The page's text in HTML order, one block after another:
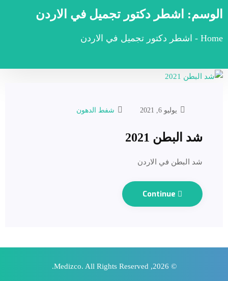
الوسم: اشطر دكتور تجميل في الاردن
Home
- اشطر دكتور تجميل في الاردن
يوليو 6, 2021 شفط الدهون
شد البطن 2021
شد البطن في الاردن
Continue
© 2026, Medizco. All Rights Reserved.